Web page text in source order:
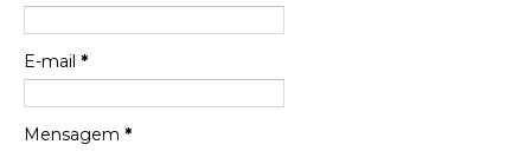
Francierton
Espero que tenham sentido minha falta, informo
que estou de volta para trazer mais contribuições
E-mail *
Mensagem *